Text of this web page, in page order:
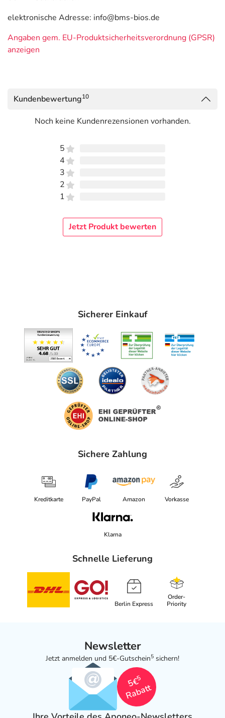
elektronische Adresse: info@bms-bios.de
Angaben gem. EU-Produktsicherheitsverordnung (GPSR)
anzeigen
Kundenbewertung10
Noch keine Kundenrezensionen vorhanden.
5
4
3
2
1
Jetzt Produkt bewerten
Sicherer Einkauf
Sichere Zahlung
Kreditkarte PayPal Amazon Vorkasse
Klarna
Schnelle Lieferung
Berlin Express
Order-
Priority
Newsletter
Jetzt anmelden und 5€-Gutschein5 sichern!
5€
5
Rabatt